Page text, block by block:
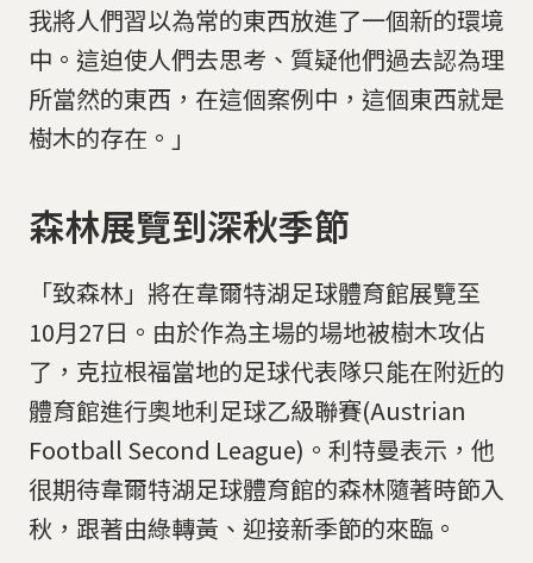
我將人們習以為常的東西放進了一個新的環境
中。這迫使人們去思考、質疑他們過去認為理
所當然的東西，在這個案例中，這個東西就是
樹木的存在。」
森林展覽到深秋季節
「致森林」將在韋爾特湖足球體育館展覽至
10月27日。由於作為主場的場地被樹木攻佔
了，克拉根福當地的足球代表隊只能在附近的
體育館進行奧地利足球乙級聯賽(Austrian
Football Second League)。利特曼表示，他
很期待韋爾特湖足球體育館的森林隨著時節入
秋，跟著由綠轉黃、迎接新季節的來臨。